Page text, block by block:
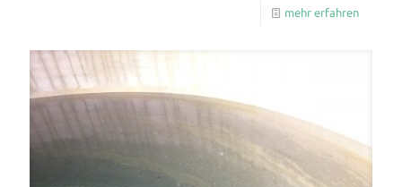
mehr erfahren